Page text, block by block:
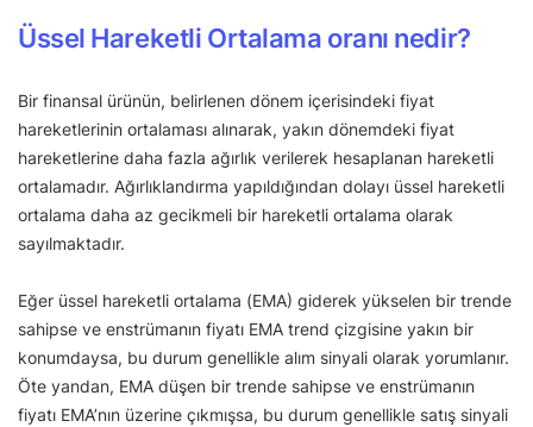
Üssel Hareketli Ortalama oranı nedir?
Bir finansal ürünün, belirlenen dönem içerisindeki fiyat
hareketlerinin ortalaması alınarak, yakın dönemdeki fiyat
hareketlerine daha fazla ağırlık verilerek hesaplanan hareketli
ortalamadır. Ağırlıklandırma yapıldığından dolayı üssel hareketli
ortalama daha az gecikmeli bir hareketli ortalama olarak
sayılmaktadır.
Eğer üssel hareketli ortalama (EMA) giderek yükselen bir trende
sahipse ve enstrümanın fiyatı EMA trend çizgisine yakın bir
konumdaysa, bu durum genellikle alım sinyali olarak yorumlanır.
Öte yandan, EMA düşen bir trende sahipse ve enstrümanın
fiyatı EMA’nın üzerine çıkmışsa, bu durum genellikle satış sinyali